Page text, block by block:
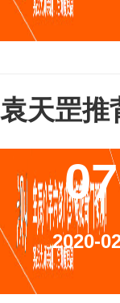
袁天罡推
07
2020-